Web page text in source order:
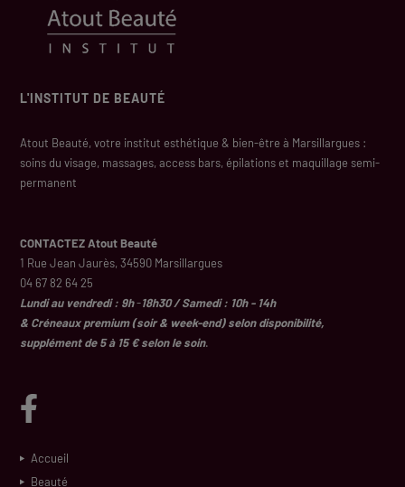
L'INSTITUT DE BEAUTÉ
Atout Beauté, votre institut esthétique & bien-être à Marsillargues :
soins du visage, massages, access bars, épilations et maquillage semi-
permanent
CONTACTEZ Atout Beauté
1 Rue Jean Jaurès, 34590 Marsillargues
04 67 82 64 25
Lundi au vendredi : 9h-18h30 / Samedi : 10h - 14h
& Créneaux premium (soir & week-end) selon disponibilité,
supplément de 5 à 15 € selon le soin.
Accueil
Beauté